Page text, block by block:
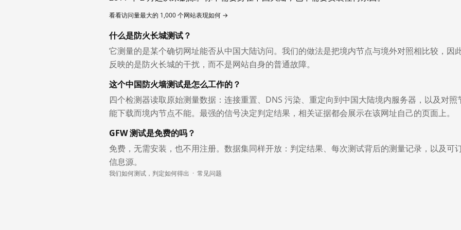
看看访问量最大的 1,000 个网站表现如何 →
什么是防火长城测试？
它测量的是某个确切网址能否从中国大陆访问。我们的做法是把境内节点与境外对照相比较，因
反映的是防火长城的干扰，而不是网站自身的普通故障。
这个中国防火墙测试是怎么工作的？
四个检测器读取原始测量数据：连接重置、DNS 污染、重定向到中国大陆境内服务器，以及对照
能下载而境内节点不能。最强的信号决定判定结果，相关证据都会展示在该网址自己的页面上。
GFW 测试是免费的吗？
免费，无需安装，也不用注册。数据集同样开放：判定结果、每次测试背后的测量记录，以及可
信息源。
我们如何测试，判定如何得出 · 常见问题